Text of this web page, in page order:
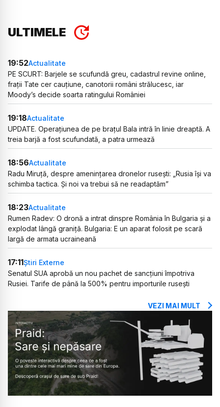
ULTIMELE
19:52Actualitate
PE SCURT: Barjele se scufundă greu, cadastrul revine online,
frații Tate cer cauțiune, canotorii români strălucesc, iar
Moody’s decide soarta ratingului României
19:18Actualitate
UPDATE. Operațiunea de pe brațul Bala intră în linie dreaptă. A
treia barjă a fost scufundată, a patra urmează
18:56Actualitate
Radu Miruță, despre amenințarea dronelor rusești: „Rusia își va
schimba tactica. Și noi va trebui să ne readaptăm”
18:23Actualitate
Rumen Radev: O dronă a intrat dinspre România în Bulgaria și a
explodat lângă graniță. Bulgaria: E un aparat folosit pe scară
largă de armata ucraineană
17:11Știri Externe
Senatul SUA aprobă un nou pachet de sancțiuni împotriva
Rusiei. Tarife de până la 500% pentru importurile rusești
VEZI MAI MULT